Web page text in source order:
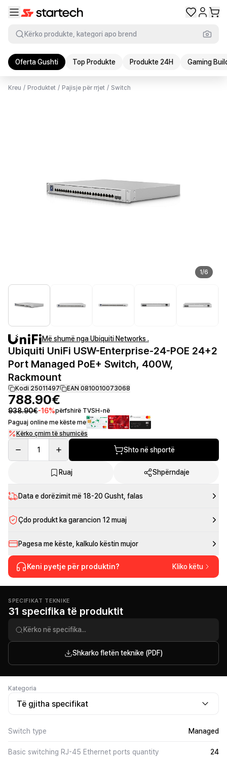
Kërko produkte, kategori apo brend
Oferta Gushti Top Produkte Produkte 24H Gaming
Kreu / Produktet / Pajisje për rrjet / Switch
1/6
Më shumë nga Ubiquiti Networks .
Ubiquiti UniFi USW-Enterprise-24-POE 24+2
Port Managed PoE+ Switch, 400W,
Rackmount
Kodi 25011497 EAN 0810010073068
788.90€
938.90€-16%përfshirë TVSH-në
Paguaj online me këste me
Kërko çmim të shumicës
1 Shto në shportë
Ruaj Shpërndaje
Data e dorëzimit më 18-20 Gusht , falas
Çdo produkt ka garancion 12 muaj
Pagesa me këste, kalkulo këstin mujor
Keni pyetje për produktin? Kliko këtu
SPECIFIKAT TEKNIKE
31 specifika të produktit
Shkarko fletën teknike (PDF)
Kategoria
Të gjitha specifikat
Switch type Managed
Basic switching RJ-45 Ethernet ports quantity 24